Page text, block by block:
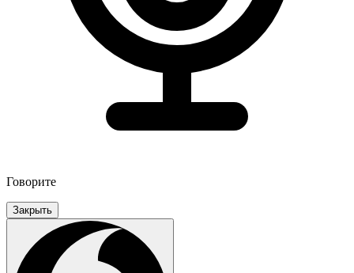
Говорите
Закрыть